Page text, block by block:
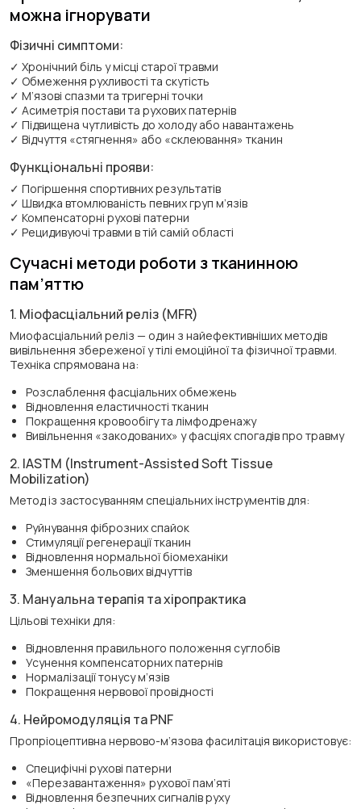
можна ігнорувати
Фізичні симптоми:
✓ Хронічний біль у місці старої травми
✓ Обмеження рухливості та скутість
✓ М’язові спазми та тригерні точки
✓ Асиметрія постави та рухових патернів
✓ Підвищена чутливість до холоду або навантажень
✓ Відчуття «стягнення» або «склеювання» тканин
Функціональні прояви:
✓ Погіршення спортивних результатів
✓ Швидка втомлюваність певних груп м’язів
✓ Компенсаторні рухові патерни
✓ Рецидивуючі травми в тій самій області
Сучасні методи роботи з тканинною
пам’яттю
1. Міофасціальний реліз (MFR)
Миофасціальний реліз — один з найефективніших методів
вивільнення збереженої у тілі емоційної та фізичної травми.
Техніка спрямована на:
Розслаблення фасціальних обмежень
Відновлення еластичності тканин
Покращення кровообігу та лімфодренажу
Вивільнення «закодованих» у фасціях спогадів про травму
2. IASTM (Instrument-Assisted Soft Tissue
Mobilization)
Метод із застосуванням спеціальних інструментів для:
Руйнування фіброзних спайок
Стимуляції регенерації тканин
Відновлення нормальної біомеханіки
Зменшення больових відчуттів
3. Мануальна терапія та хіропрактика
Цільові техніки для:
Відновлення правильного положення суглобів
Усунення компенсаторних патернів
Нормалізації тонусу м’язів
Покращення нервової провідності
4. Нейромодуляція та PNF
Пропріоцептивна нервово-м’язова фасилітація використовує:
Специфічні рухові патерни
«Перезавантаження» рухової пам’яті
Відновлення безпечних сигналів руху